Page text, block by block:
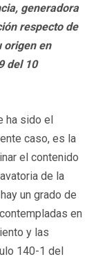
generadora
respecto de
origen en
del 10
ha sido el
caso, es la
el contenido
de la
un grado de
en
y las
140-1 del